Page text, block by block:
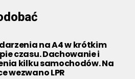
na A4 w krótkim
czasu. Dachowanie i
kilku samochodów. Na
wezwano LPR